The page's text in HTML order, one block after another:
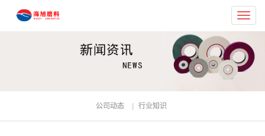
公司动态 行业知识